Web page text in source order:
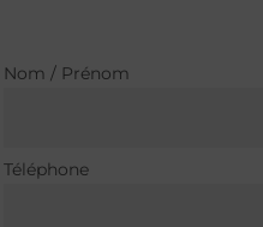
Nom / Prénom
Téléphone